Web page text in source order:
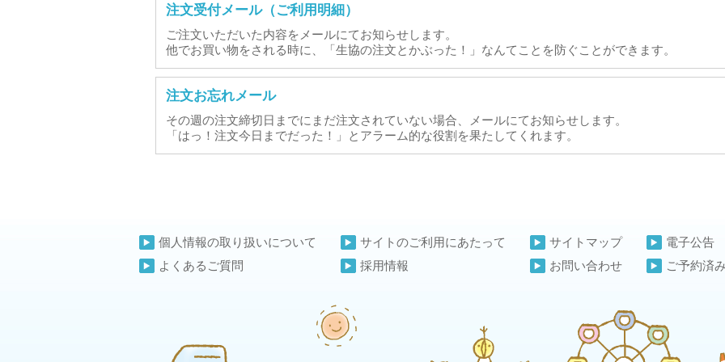
注文受付メール（ご利用明細）
ご注文いただいた内容をメールにてお知らせします。
他でお買い物をされる時に、「生協の注文とかぶった！」なんてことを防ぐことができます。
注文お忘れメール
その週の注文締切日までにまだ注文されていない場合、メールにてお知らせします。
「はっ！注文今日までだった！」とアラーム的な役割を果たしてくれます。
個人情報の取り扱いについて
よくあるご質問
サイトのご利用にあたって
採用情報
サイトマップ
お問い合わせ
電子公告
ご予約済